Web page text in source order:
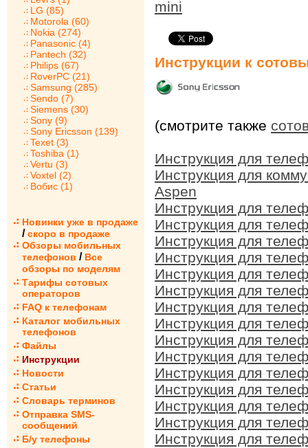
LG (85)
Motorola (60)
Nokia (274)
Panasonic (4)
Pantech (32)
Philips (67)
RoverPC (21)
Samsung (285)
Sendo (7)
Siemens (30)
Sony (9)
Sony Ericsson (139)
Texet (3)
Toshiba (1)
Vertu (3)
Voxtel (2)
Вобис (1)
Новинки уже в продаже
/ скоро в продаже
Обзоры мобильных
телефонов / Все
обзоры по моделям
Тарифы сотовых
операторов
FAQ к телефонам
Каталог мобильных
телефонов
Файлы
Инструкции
Новости
Статьи
Словарь терминов
Отправка SMS-
сообщений
Б/у телефоны
mini
Инструкции к
(смотрите также
Инструкция для
Инструкция для
Aspen
Инструкция для
Инструкция для
Инструкция для
Инструкция для
Инструкция для
Инструкция для
Инструкция для
Инструкция для
Инструкция для
Инструкция для
Инструкция для
Инструкция для
Инструкция для
Инструкция для
Инструкция для